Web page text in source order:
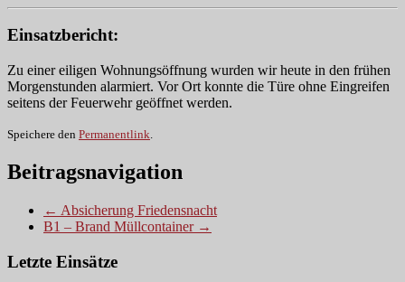
Einsatzbericht:
Zu einer eiligen Wohnungsöffnung wurden wir heute in den frühen
Morgenstunden alarmiert. Vor Ort konnte die Türe ohne Eingreifen
seitens der Feuerwehr geöffnet werden.
Speichere den Permanentlink.
Beitragsnavigation
← Absicherung Friedensnacht
B1 – Brand Müllcontainer →
Letzte Einsätze